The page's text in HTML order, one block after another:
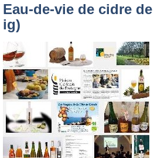
Eau-de-vie de cidre
ig)